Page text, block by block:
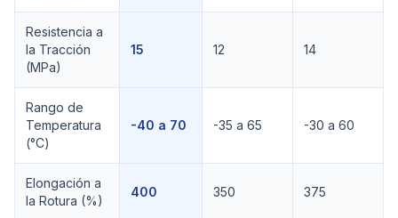
Resistencia a
la Tracción
(MPa)
15 12 14
Rango de
Temperatura
(°C)
-40 a 70 -35 a 65 -30 a 60
Elongación a
la Rotura (%)
400 350 375